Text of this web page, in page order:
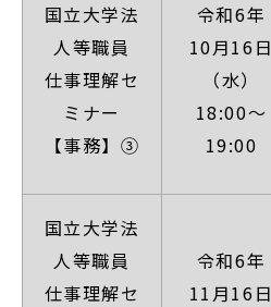
国立大学法
人等職員
仕事理解セ
ミナー
【事務】③
令和6年
10月16日
（水）
18:00～
19:00
国立大学法
人等職員
仕事理解セ
令和6年
11月16日